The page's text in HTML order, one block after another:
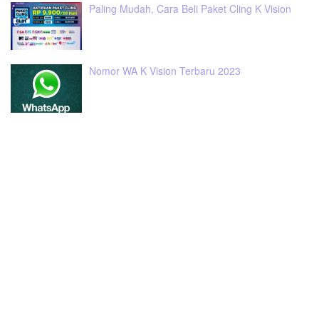
Paling Mudah, Cara Beli Paket Cling K Vision
Nomor WA K Vision Terbaru 2023